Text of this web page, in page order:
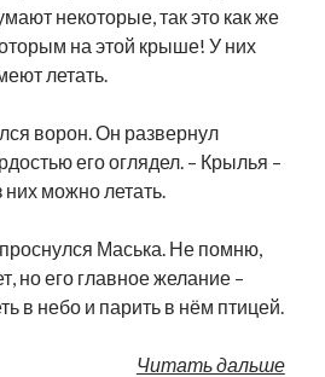
некоторые, так это как же
на этой крыше! У них
летать.
ворон. Он развернул
его оглядел. – Крылья –
них можно летать.
Маська. Не помню,
но его главное желание –
в небо и парить в нём птицей.
Читать дальше